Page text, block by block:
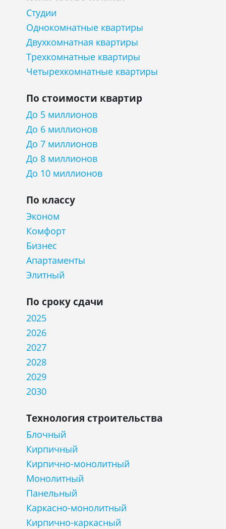
Студии
Однокомнатные квартиры
Двухкомнатная квартиры
Трехкомнатные квартиры
Четырехкомнатные квартиры
По стоимости квартир
До 5 миллионов
До 6 миллионов
До 7 миллионов
До 8 миллионов
До 10 миллионов
По классу
Эконом
Комфорт
Бизнес
Апартаменты
Элитный
По сроку сдачи
2025
2026
2027
2028
2029
2030
Технология строительства
Блочный
Кирпичный
Кирпично-монолитный
Монолитный
Панельный
Каркасно-монолитный
Кирпично-каркасный